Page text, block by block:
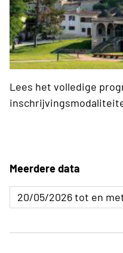
Lees het volledige
Meerdere data
20/05/2026 tot en